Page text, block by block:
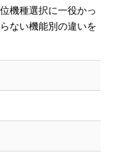
機種選択に一役かっ
ない機能別の違いを